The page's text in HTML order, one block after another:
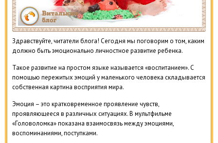
Здравствуйте, читатели блога! Сегодня мы поговорим о том, каким
должно быть эмоционально личностное развитие ребенка.
Такое развитие на простом языке называется «воспитанием». С
помощью пережитых эмоций у маленького человека складывается
собственная картина восприятия мира.
Эмоция – это кратковременное проявление чувств,
проявляющееся в различных ситуациях. В мультфильме
«Головоломка» показана взаимосвязь между эмоциями,
воспоминаниями, поступками.